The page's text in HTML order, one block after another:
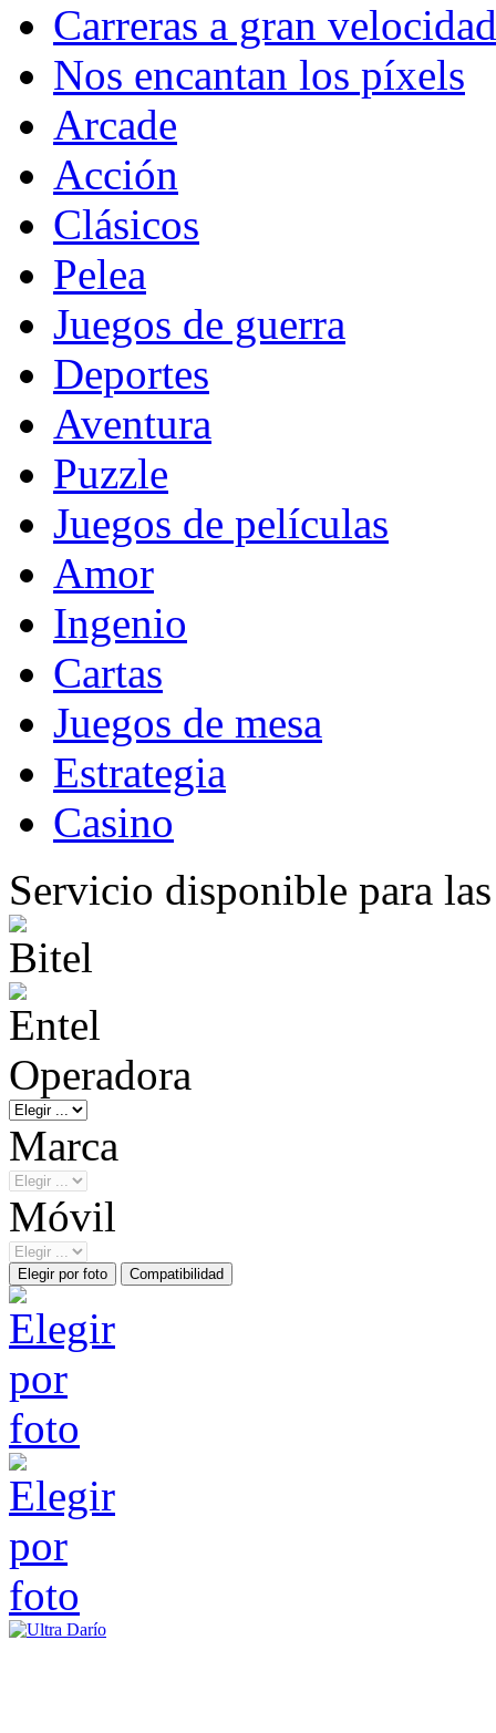
Carreras a gran velocidad
Nos encantan los píxels
Arcade
Acción
Clásicos
Pelea
Juegos de guerra
Deportes
Aventura
Puzzle
Juegos de películas
Amor
Ingenio
Cartas
Juegos de mesa
Estrategia
Casino
Servicio disponible para
Operadora
Marca
Móvil